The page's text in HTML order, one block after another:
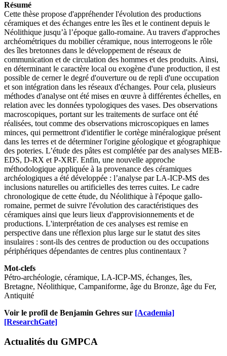
Résumé
Cette thèse propose d'appréhender l'évolution des productions
céramiques et des échanges entre les îles et le continent depuis le
Néolithique jusqu’à l’époque gallo-romaine. Au travers d'approches
archéométriques du mobilier céramique, nous interrogeons le rôle
des îles bretonnes dans le développement de réseaux de
communication et de circulation des hommes et des produits. Ainsi,
en déterminant le caractère local ou exogène d'une production, il est
possible de cerner le degré d'ouverture ou de repli d'une occupation
et son intégration dans les réseaux d'échanges. Pour cela, plusieurs
méthodes d'analyse ont été mises en œuvre à différentes échelles, en
relation avec les données typologiques des vases. Des observations
macroscopiques, portant sur les traitements de surface ont été
réalisées, tout comme des observations microscopiques en lames
minces, qui permettront d'identifier le cortège minéralogique présent
dans les terres et de déterminer l'origine géologique et géographique
des poteries. L’étude des pâtes est complétée par des analyses MEB-
EDS, D-RX et P-XRF. Enfin, une nouvelle approche
méthodologique appliquée à la provenance des céramiques
archéologiques a été développée : l’analyse par LA-ICP-MS des
inclusions naturelles ou artificielles des terres cuites. Le cadre
chronologique de cette étude, du Néolithique à l'époque gallo-
romaine, permet de suivre l'évolution des caractéristiques des
céramiques ainsi que leurs lieux d'approvisionnements et de
productions. L'interprétation de ces analyses est remise en
perspective dans une réflexion plus large sur le statut des sites
insulaires : sont-ils des centres de production ou des occupations
périphériques dépendantes de centres plus continentaux ?
Mot-clefs
Pétro-archéologie, céramique, LA-ICP-MS, échanges, îles,
Bretagne, Néolithique, Campaniforme, âge du Bronze, âge du Fer,
Antiquité
Voir le profil de Benjamin Gehres sur [Academia]
[ResearchGate]
Actualités du GMPCA